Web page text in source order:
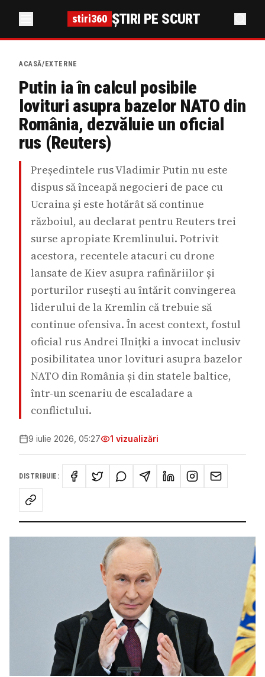
stiri360 ȘTIRI PE SCURT
ACASĂ/ EXTERNE
Putin ia în calcul posibile
lovituri asupra bazelor NATO din
România, dezvăluie un oficial
rus (Reuters)
Președintele rus Vladimir Putin nu este
dispus să înceapă negocieri de pace cu
Ucraina și este hotărât să continue
războiul, au declarat pentru Reuters trei
surse apropiate Kremlinului. Potrivit
acestora, recentele atacuri cu drone
lansate de Kiev asupra rafinăriilor și
porturilor rusești au întărit convingerea
liderului de la Kremlin că trebuie să
continue ofensiva. În acest context, fostul
oficial rus Andrei Ilnițki a invocat inclusiv
posibilitatea unor lovituri asupra bazelor
NATO din România și din statele baltice,
într-un scenariu de escaladare a
conflictului.
9 iulie 2026, 05:27 1 vizualizări
DISTRIBUIE: